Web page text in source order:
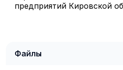
предприятий Кировской
Файлы